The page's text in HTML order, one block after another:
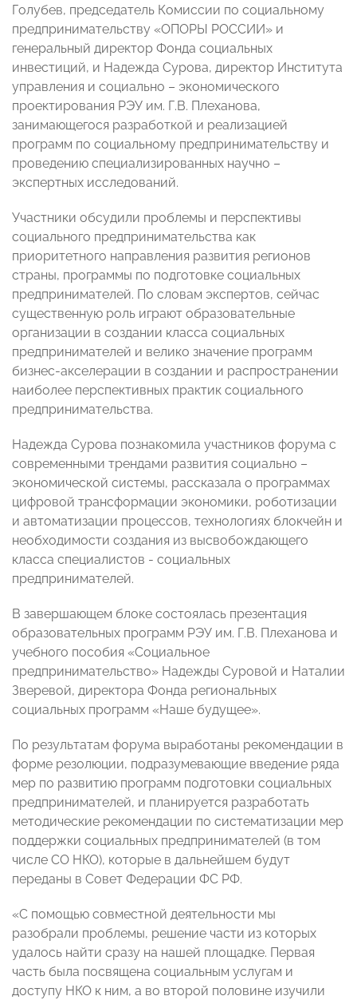
Голубев, председатель Комиссии по социальному
предпринимательству «ОПОРЫ РОССИИ» и
генеральный директор Фонда социальных
инвестиций, и Надежда Сурова, директор Института
управления и социально – экономического
проектирования РЭУ им. Г.В. Плеханова,
занимающегося разработкой и реализацией
программ по социальному предпринимательству и
проведению специализированных научно –
экспертных исследований.
Участники обсудили проблемы и перспективы
социального предпринимательства как
приоритетного направления развития регионов
страны, программы по подготовке социальных
предпринимателей. По словам экспертов, сейчас
существенную роль играют образовательные
организации в создании класса социальных
предпринимателей и велико значение программ
бизнес-акселерации в создании и распространении
наиболее перспективных практик социального
предпринимательства.
Надежда Сурова познакомила участников форума с
современными трендами развития социально –
экономической системы, рассказала о программах
цифровой трансформации экономики, роботизации
и автоматизации процессов, технологиях блокчейн и
необходимости создания из высвобождающего
класса специалистов - социальных
предпринимателей.
В завершающем блоке состоялась презентация
образовательных программ РЭУ им. Г.В. Плеханова и
учебного пособия «Социальное
предпринимательство» Надежды Суровой и Наталии
Зверевой, директора Фонда региональных
социальных программ «Наше будущее».
По результатам форума выработаны рекомендации в
форме резолюции, подразумевающие введение ряда
мер по развитию программ подготовки социальных
предпринимателей, и планируется разработать
методические рекомендации по систематизации мер
поддержки социальных предпринимателей (в том
числе СО НКО), которые в дальнейшем будут
переданы в Совет Федерации ФС РФ.
«С помощью совместной деятельности мы
разобрали проблемы, решение части из которых
удалось найти сразу на нашей площадке. Первая
часть была посвящена социальным услугам и
доступу НКО к ним, а во второй половине изучили